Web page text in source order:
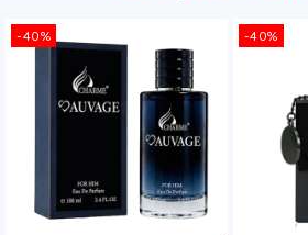
-40% -40%